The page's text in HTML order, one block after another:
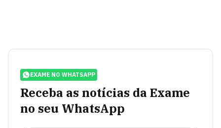
EXAME NO WHATSAPP
Receba as notícias da Exame
no seu WhatsApp